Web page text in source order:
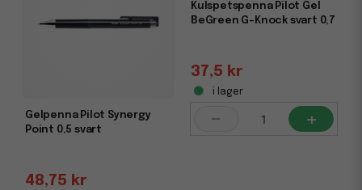
Gelpenna Pilot Synergy
Point 0,5 svart
48,75 kr
Kulspetspenna Pilot Gel
BeGreen G-Knock svart 0,7
37,5 kr
i lager
- +